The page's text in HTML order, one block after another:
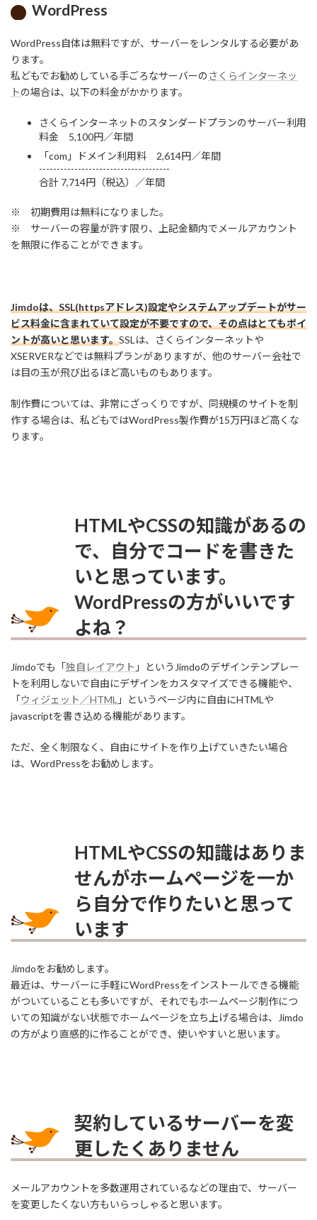
WordPress
WordPress自体は無料ですが、サーバーをレンタルする必要があ
ります。
私どもでお勧めしている手ごろなサーバーのさくらインターネッ
トの場合は、以下の料金がかかります。
さくらインターネットのスタンダードプランのサーバー利用
料金 5,100円／年間
「com」ドメイン利用料 2,614円／年間
-------------------------------------
合計 7,714円（税込）／年間
※ 初期費用は無料になりました。
※ サーバーの容量が許す限り、上記金額内でメールアカウント
を無限に作ることができます。
Jimdoは、SSL(httpsアドレス)設定やシステムアップデートがサー
ビス料金に含まれていて設定が不要ですので、その点はとてもポイ
ントが高いと思います。SSLは、さくらインターネットや
XSERVERなどでは無料プランがありますが、他のサーバー会社で
は目の玉が飛び出るほど高いものもあります。
制作費については、非常にざっくりですが、同規模のサイトを制
作する場合は、私どもではWordPress製作費が15万円ほど高くな
ります。
HTMLやCSSの知識があるの
で、自分でコードを書きた
いと思っています。
WordPressの方がいいです
よね？
Jimdoでも「独自レイアウト 」というJimdoのデザインテンプレー
トを利用しないで自由にデザインをカスタマイズできる機能や、
「ウィジェット／HTML 」というページ内に自由にHTMLや
javascriptを書き込める機能があります。
ただ、全く制限なく、自由にサイトを作り上げていきたい場合
は、WordPressをお勧めします。
HTMLやCSSの知識はありま
せんがホームページを一か
ら自分で作りたいと思って
います
Jimdoをお勧めします。
最近は、サーバーに手軽にWordPressをインストールできる機能
がついていることも多いですが、それでもホームページ制作につ
いての知識がない状態でホームページを立ち上げる場合は、Jimdo
の方がより直感的に作ることができ、使いやすいと思います。
契約しているサーバーを変
更したくありません
メールアカウントを多数運用されているなどの理由で、サーバー
を変更したくない方もいらっしゃると思います。